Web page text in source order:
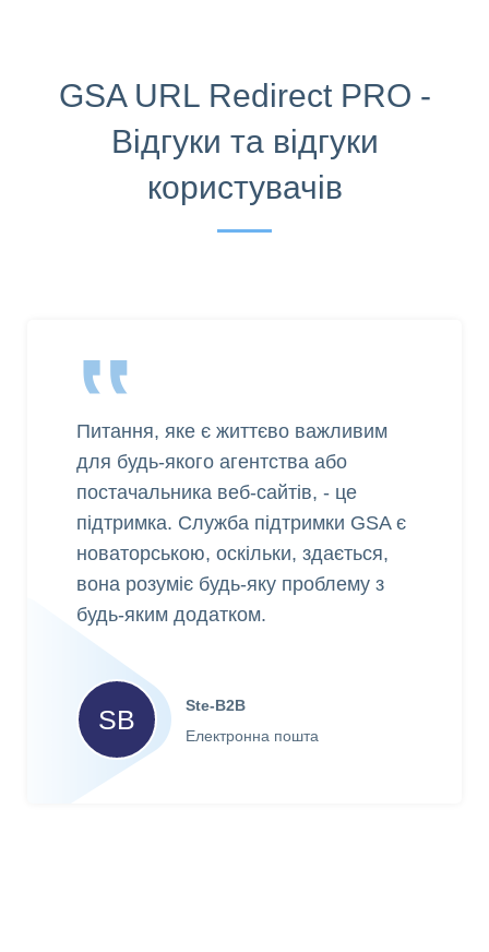
GSA URL Redirect PRO -
Відгуки та відгуки
користувачів
‟
Питання, яке є життєво важливим
для будь-якого агентства або
постачальника веб-сайтів, - це
підтримка. Служба підтримки GSA є
новаторською, оскільки, здається,
вона розуміє будь-яку проблему з
будь-яким додатком.
SB
Ste-B2B
Електронна пошта